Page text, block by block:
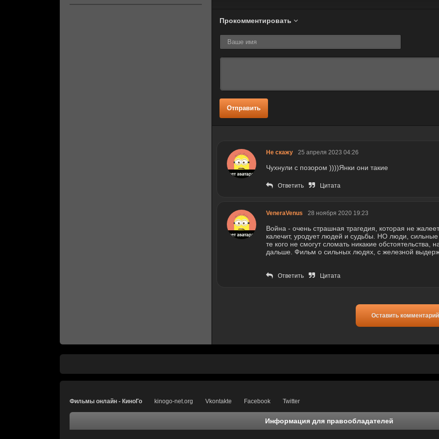
Прокомментировать
Отправить
Не скажу 25 апреля 2023 04:26
Чухнули с позором ))))Янки они такие
Ответить Цитата
VeneraVenus 28 ноября 2020 19:23
Война - очень страшная трагедия, которая не
калечит, уродует людей и судьбы. НО люди, сильные
те кого не смогут сломать никакие обстоятельства,
дальше. Фильм о сильных людях, с железной
Ответить Цитата
Оставить комментарий
Фильмы онлайн - КиноГо kinogo-net.org Vkontakte Facebook Twitter
Информация для правообладателей